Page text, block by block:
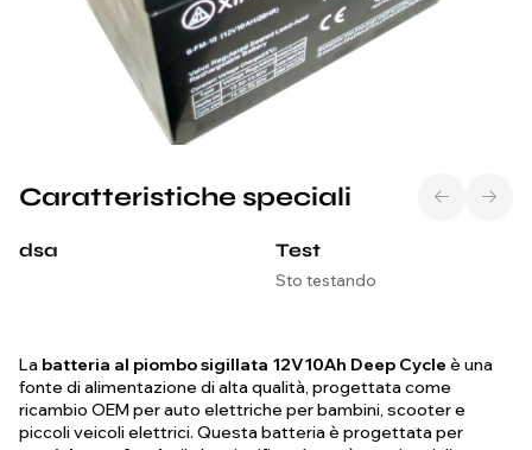
Caratteristiche speciali
dsa Test
Sto testando
La batteria al piombo sigillata 12V10Ah Deep Cycle è una
fonte di alimentazione di alta qualità, progettata come
ricambio OEM per auto elettriche per bambini, scooter e
piccoli veicoli elettrici. Questa batteria è progettata per